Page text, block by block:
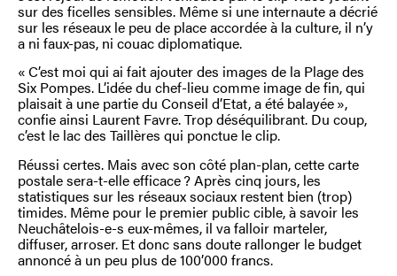
sur des ficelles sensibles. Même si une internaute a décrié
sur les réseaux le peu de place accordée à la culture, il n’y
a ni faux-pas, ni couac diplomatique.
« C’est moi qui ai fait ajouter des images de la Plage des
Six Pompes. L’idée du chef-lieu comme image de fin, qui
plaisait à une partie du Conseil d’Etat, a été balayée »,
confie ainsi Laurent Favre. Trop déséquilibrant. Du coup,
c’est le lac des Taillères qui ponctue le clip.
Réussi certes. Mais avec son côté plan-plan, cette carte
postale sera-t-elle efficace ? Après cinq jours, les
statistiques sur les réseaux sociaux restent bien (trop)
timides. Même pour le premier public cible, à savoir les
Neuchâtelois-e-s eux-mêmes, il va falloir marteler,
diffuser, arroser. Et donc sans doute rallonger le budget
annoncé à un peu plus de 100’000 francs.